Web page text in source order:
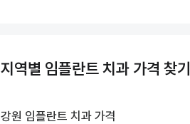
지역별 임플란트 치과 가격 찾기
강원 임플란트 치과 가격